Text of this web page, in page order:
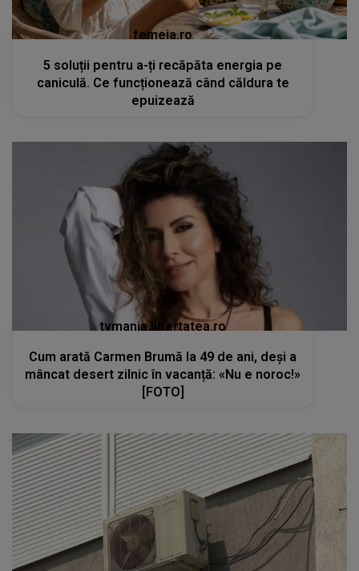
femeia.ro
5 soluții pentru a-ți recăpăta energia pe
caniculă. Ce funcționează când căldura te
epuizează
tvmania.libertatea.ro
Cum arată Carmen Brumă la 49 de ani, deși a
mâncat desert zilnic în vacanță: «Nu e noroc!»
[FOTO]